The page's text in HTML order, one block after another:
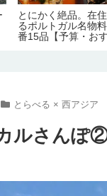
く絶品。在住者が語
トガル名物料理の定
【予算・おすすめレ
とらべる × 西アジア
ルさん